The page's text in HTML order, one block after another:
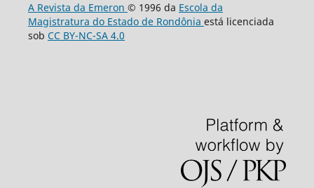
A Revista da Emeron © 1996 da Escola da
Magistratura do Estado de Rondônia está licenciada
sob CC BY-NC-SA 4.0